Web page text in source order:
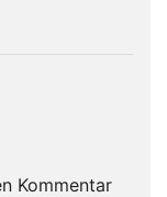
Kommentar